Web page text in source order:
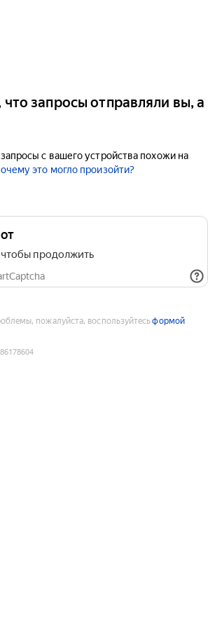
запросы отправляли вы, а
с вашего устройства похожи на
это могло произойти?
продолжить
пожалуйста, воспользуйтесьформой